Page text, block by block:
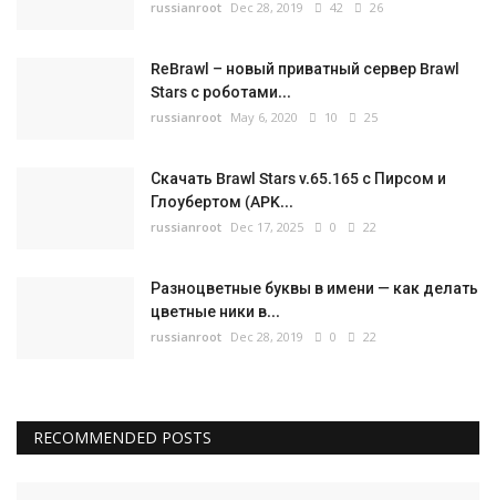
russianroot Dec 28, 2019 42 26
ReBrawl – новый приватный сервер Brawl
Stars с роботами...
russianroot May 6, 2020 10 25
Скачать Brawl Stars v.65.165 с Пирсом и
Глоубертом (APK...
russianroot Dec 17, 2025 0 22
Разноцветные буквы в имени — как делать
цветные ники в...
russianroot Dec 28, 2019 0 22
RECOMMENDED POSTS